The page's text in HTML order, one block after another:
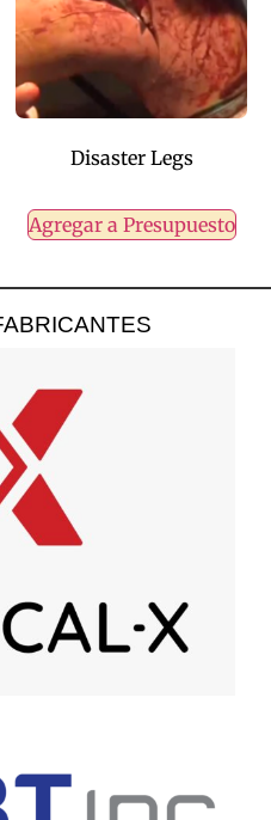
Disaster Legs
Agregar a Presupuesto